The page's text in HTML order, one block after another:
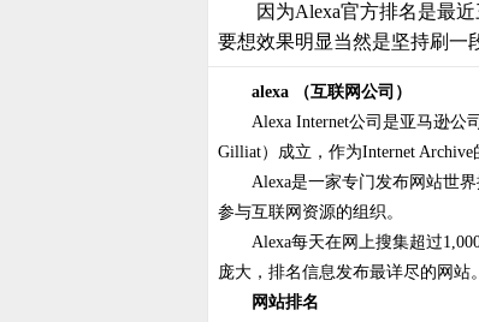
因为Alexa官方排名是最
要想效果明显当然是坚持刷一
alexa （互联网公司）
Alexa Internet公司是亚马逊公
Gilliat）成立，作为Internet
Alexa是一家专门发布网站世
参与互联网资源的组织。
Alexa每天在网上搜集超过
庞大，排名信息发布最详尽的网站。
网站排名